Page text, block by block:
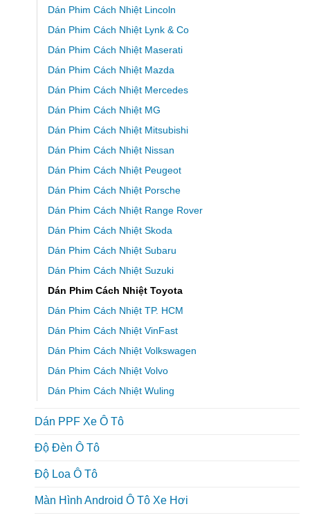
Dán Phim Cách Nhiệt Lincoln
Dán Phim Cách Nhiệt Lynk & Co
Dán Phim Cách Nhiệt Maserati
Dán Phim Cách Nhiệt Mazda
Dán Phim Cách Nhiệt Mercedes
Dán Phim Cách Nhiệt MG
Dán Phim Cách Nhiệt Mitsubishi
Dán Phim Cách Nhiệt Nissan
Dán Phim Cách Nhiệt Peugeot
Dán Phim Cách Nhiệt Porsche
Dán Phim Cách Nhiệt Range Rover
Dán Phim Cách Nhiệt Skoda
Dán Phim Cách Nhiệt Subaru
Dán Phim Cách Nhiệt Suzuki
Dán Phim Cách Nhiệt Toyota
Dán Phim Cách Nhiệt TP. HCM
Dán Phim Cách Nhiệt VinFast
Dán Phim Cách Nhiệt Volkswagen
Dán Phim Cách Nhiệt Volvo
Dán Phim Cách Nhiệt Wuling
Dán PPF Xe Ô Tô
Độ Đèn Ô Tô
Độ Loa Ô Tô
Màn Hình Android Ô Tô Xe Hơi